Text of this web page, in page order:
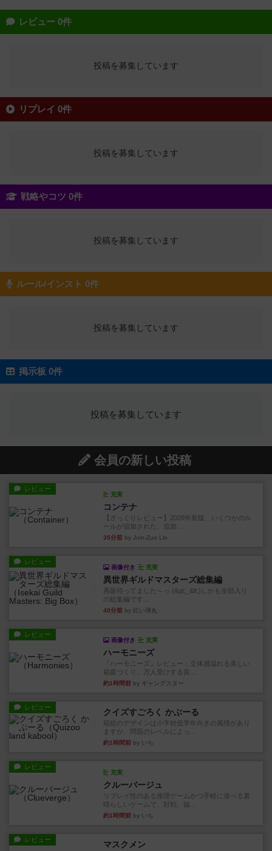
レビュー 0件
投稿を募集しています
リプレイ 0件
投稿を募集しています
戦略やコツ 0件
投稿を募集しています
ルール/インスト 0件
投稿を募集しています
掲示板 0件
投稿を募集しています
会員の新しい投稿
レビュー
充実
コンテナ
【ざっくりレビュー】2026年新版、いくつかのル
ールが追加された。追加...
35分前 by Juin-Zuo Lin
レビュー
画像付き 充実
異世界ギルドマスターズ総集編
再販待ってました～っ (&gt;_&lt;)しかも全部入り
の総集編です...
40分前 by 紅い弾丸
レビュー
画像付き 充実
ハーモニーズ
『ハーモニーズ』レビュー：立体感溢れる美しい
箱庭づくり。万人受けする良...
約1時間前 by ギャングスター
レビュー クイズすごろく かぶーる
箱絵のデザインは小学校低学年向きの風情があり
ますが、問題のレベルによっ...
約1時間前 by いち
レビュー
充実
クルーバージュ
リプレイ性のある推理ゲームかつ手軽に遊べる素
晴らしいゲームで、対戦、協...
約1時間前 by いち
レビュー マスクメン